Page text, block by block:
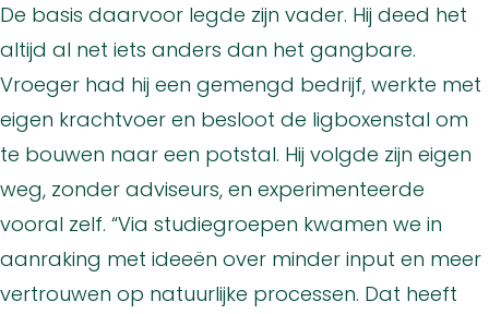
De basis daarvoor legde zijn vader. Hij deed het
altijd al net iets anders dan het gangbare.
Vroeger had hij een gemengd bedrijf, werkte met
eigen krachtvoer en besloot de ligboxenstal om
te bouwen naar een potstal. Hij volgde zijn eigen
weg, zonder adviseurs, en experimenteerde
vooral zelf. “Via studiegroepen kwamen we in
aanraking met ideeën over minder input en meer
vertrouwen op natuurlijke processen. Dat heeft